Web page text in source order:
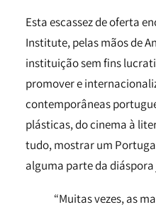
Esta escassez de oferta
Institute, pelas mãos de
instituição sem fins
promover e
contemporâneas
plásticas, do cinema à
tudo, mostrar um
alguma parte da
“Muitas vezes, as